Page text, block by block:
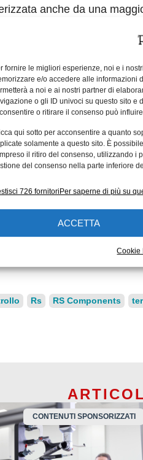
fornire le migliori esperienze, noi e i
e/o accedere alle informazioni
a noi e ai nostri partner di
o gli ID univoci su questo sito e
o ritirare il consenso può
qui sotto per acconsentire a quanto
solamente a questo sito. È
il ritiro del consenso, utilizzando i
del consenso nella parte inferiore
726 fornitoriPer saperne di più su
ACCETTA
Cookie
anche da una
il valore NETD (Noise
qualità delle
Ti400 e Ti480
una risoluzione spaziale
di 1280 x 960 del
di 34° x 24° per il
e un caricabatterie, due
La serie è completata da
di dettagli da lontano e
oltre a una batteria
Rs RS Components
CONTENUTI SPONSORIZZATI